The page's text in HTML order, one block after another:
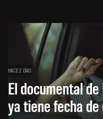
HACE 2 DÍAS
El documental
ya tiene fecha